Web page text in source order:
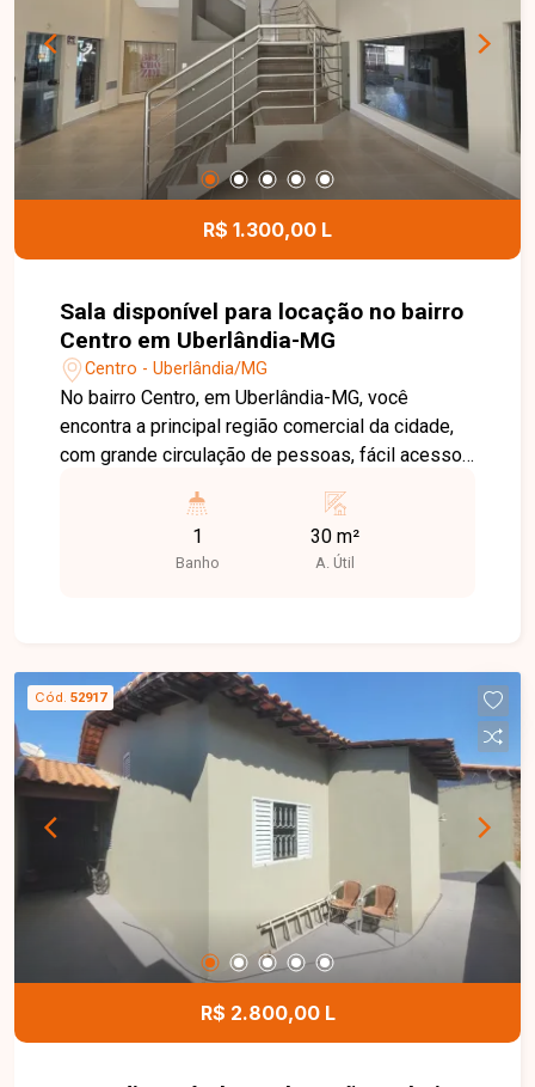
poliesportiva e áreas de convivência,
proporcionando mais segurança, lazer e
comodidade aos moradores. Entre em contato
com a Delta Imóveis e agende sua visita. Nossa
equipe está pronta para apresentar todos os
detalhes deste imóvel e ajudar você a encontrar a
oportunidade ideal para morar ou investir.
R$ 1.300,00 L
Sala disponível para locação no bairro
Centro em Uberlândia-MG
Centro - Uberlândia/MG
No bairro Centro, em Uberlândia-MG, você
encontra a principal região comercial da cidade,
com grande circulação de pessoas, fácil acesso
bancos, restaurantes, lojas e serviços, tornando-
se um excelente endereço para empresas e
profissionais. Sala comercial disponível para
funcional e bem distribuído, ideal para
escritórios, consultórios e diversos segmentos
profissionais. O edifício conta com portaria,
proporcionando mais segurança e comodidade
para empresários, colaboradores e clientes. Uma
excelente oportunidade para instalar o seu
negócio em uma localização estratégica no
Centro de Uberlândia. Entre em contato e agende
sua visita!
1
Banho
30 m²
A. Útil
Cód. 52917
R$ 2.800,00 L